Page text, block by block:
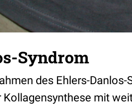
Syndrom
des Ehlers-
Kollagensynthese mit